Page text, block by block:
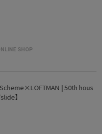
SHOP
Scheme×LOFTMAN | 50th hous
】